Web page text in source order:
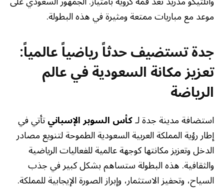
موعد مع مباريات ممتعة ومثيرة في هذه البطولة.
جدة تستضيف حدثاً رياضياً عالمياً:
تعزيز مكانة السعودية في عالم
الرياضة
استضافة مدينة جدة لـكأس السوبر الإسبانيتأتي في
إطار رؤية المملكة العربية السعودية الطموحة لتنويع مصادر
الدخل وتعزيز مكانتها كوجهة عالمية للفعاليات الرياضية
والثقافية. هذه البطولة ستساهم بشكل كبير في جذب
السياح، وتحفيز الاستثمار، وإبراز الصورة الإيجابية للمملكة.